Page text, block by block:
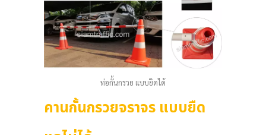
ท่อกั้นกรวย แบบยิดได้
คานกั้นกรวยจราจร แบบยืด